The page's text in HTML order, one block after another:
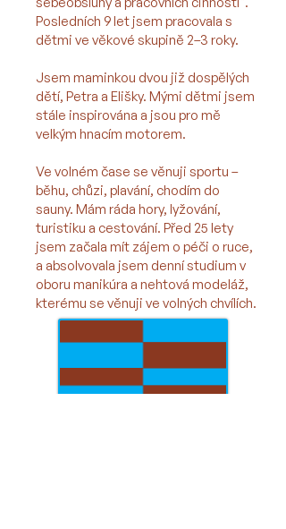
Posledních 9 let jsem pracovala s
dětmi ve věkové skupině 2–3 roky.
Jsem maminkou dvou již dospělých
dětí, Petra a Elišky. Mými dětmi jsem
stále inspirována a jsou pro mě
velkým hnacím motorem.
Ve volném čase se věnuji sportu –
běhu, chůzi, plavání, chodím do
sauny. Mám ráda hory, lyžování,
turistiku a cestování. Před 25 lety
jsem začala mít zájem o péči o ruce,
a absolvovala jsem denní studium v
oboru manikúra a nehtová modeláž,
kterému se věnuji ve volných chvílích.